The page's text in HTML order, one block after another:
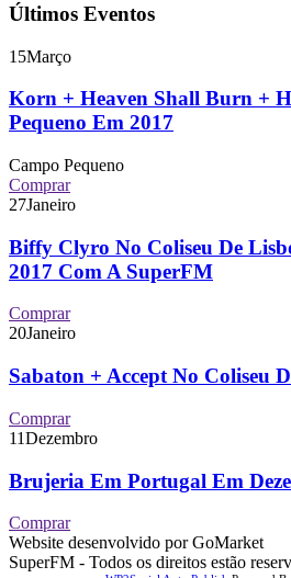
Últimos Eventos
15Março
Korn + Heaven Shall Burn +
Pequeno Em 2017
Campo Pequeno
Comprar
27Janeiro
Biffy Clyro No Coliseu De
2017 Com A SuperFM
Comprar
20Janeiro
Sabaton + Accept No Coliseu
Comprar
11Dezembro
Brujeria Em Portugal Em
Comprar
Website desenvolvido por GoMarket
SuperFM - Todos os direitos estão